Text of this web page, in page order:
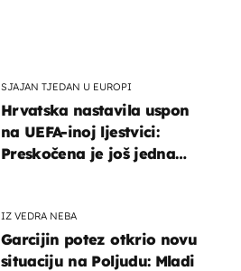
SJAJAN TJEDAN U EUROPI
Hrvatska nastavila uspon
na UEFA-inoj ljestvici:
Preskočena je još jedna
IZ VEDRA NEBA
Garcijin potez otkrio novu
situaciju na Poljudu: Mladi